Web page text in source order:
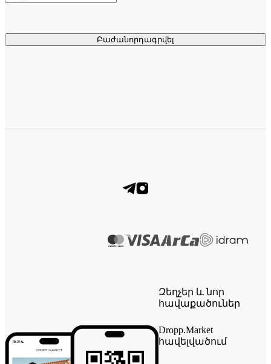
Բաժանորդագրվել
Զեղչեր և նոր
հավաքածուներ
Dropp.Market
հավելվածում